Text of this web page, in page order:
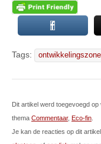
Tags: ontwikkelingszone
Dit artikel werd toegevoegd
thema Commentaar, Eco-fin
Je kan de reacties op dit